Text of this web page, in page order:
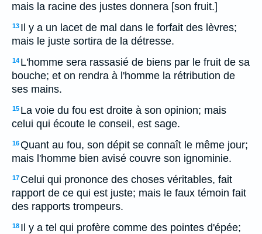
mais la racine des justes donnera [son fruit.]
13 Il y a un lacet de mal dans le forfait des lèvres;
mais le juste sortira de la détresse.
14 L'homme sera rassasié de biens par le fruit de sa
bouche; et on rendra à l'homme la rétribution de
ses mains.
15 La voie du fou est droite à son opinion; mais
celui qui écoute le conseil, est sage.
16Quant au fou, son dépit se connaît le même jour;
mais l'homme bien avisé couvre son ignominie.
17 Celui qui prononce des choses véritables, fait
rapport de ce qui est juste; mais le faux témoin fait
des rapports trompeurs.
18 Il y a tel qui profère comme des pointes d'épée;